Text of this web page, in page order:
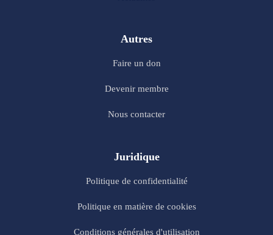
Autres
Faire un don
Devenir membre
Nous contacter
Juridique
Politique de confidentialité
Politique en matière de cookies
Conditions générales d'utilisation